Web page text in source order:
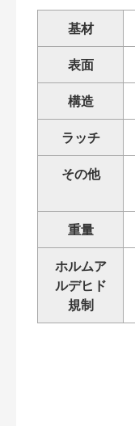
基材
表面
構造
ラッチ
その他
重量
ホルムア
ルデヒド
規制